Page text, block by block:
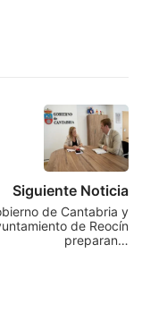
Siguiente Noticia
de Cantabria y
de Reocín
preparan…